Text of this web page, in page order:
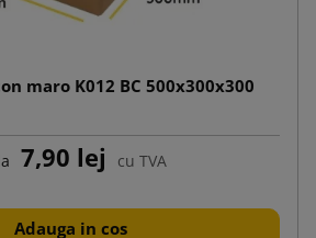
maro K012 BC 500x300x300
7,90 lej cu TVA
Adauga in cos